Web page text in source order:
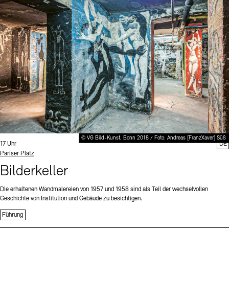
Stellenangebote Newsletter Presse
Nachhaltigkeit Kontakt
Digitale Sammlungen Exil-Archive
© VG Bild-Kunst, Bonn 2018 / Foto: Andreas [FranzXaver] Süß
Uhrzeit:
17 Uhr
Standort
Pariser Platz
Bilderkeller
Die erhaltenen Wandmalereien von 1957 und 1958 sind als Teil der wechselvollen
Geschichte von Institution und Gebäude zu besichtigen.
Führung
DE